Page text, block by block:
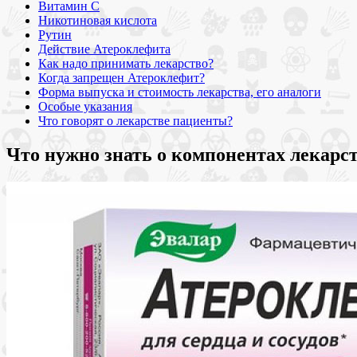
Витамин С
Никотиновая кислота
Рутин
Действие Атероклефита
Как надо принимать лекарство?
Когда запрещен Атероклефит?
Форма выпуска и стоимость лекарства, его аналоги
Особые указания
Что говорят о лекарстве пациенты?
Что нужно знать о компонентах